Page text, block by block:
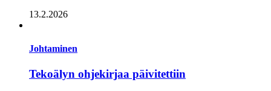
13.2.2026
Johtaminen
Tekoälyn ohjekirjaa päivitettiin